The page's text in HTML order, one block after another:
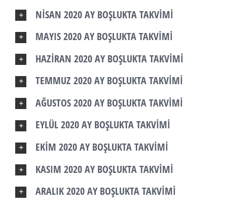
NİSAN 2020 AY BOŞLUKTA TAKVİMİ
MAYIS 2020 AY BOŞLUKTA TAKVİMİ
HAZİRAN 2020 AY BOŞLUKTA TAKVİMİ
TEMMUZ 2020 AY BOŞLUKTA TAKVİMİ
AĞUSTOS 2020 AY BOŞLUKTA TAKVİMİ
EYLÜL 2020 AY BOŞLUKTA TAKVİMİ
EKİM 2020 AY BOŞLUKTA TAKVİMİ
KASIM 2020 AY BOŞLUKTA TAKVİMİ
ARALIK 2020 AY BOŞLUKTA TAKVİMİ